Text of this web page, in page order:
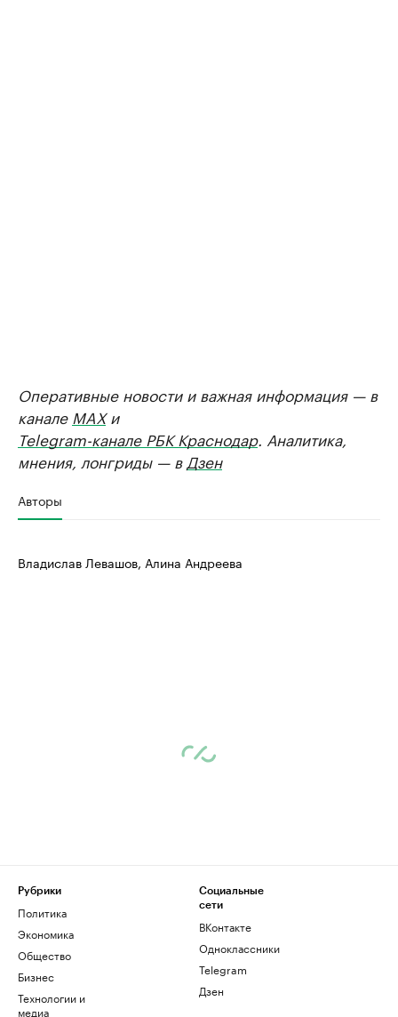
Оперативные новости и важная информация — в
канале MAXи
Telegram-канале РБК Краснодар. Аналитика,
мнения, лонгриды — в Дзен
Авторы
Владислав Левашов, Алина Андреева
Рубрики
Политика
Экономика
Общество
Бизнес
Технологии и
медиа
Социальные
сети
ВКонтакте
Одноклассники
Telegram
Дзен